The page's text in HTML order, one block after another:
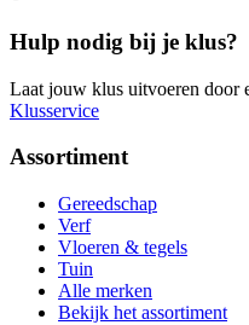
Hulp nodig bij je klus?
Laat jouw klus uitvoeren door
Klusservice
Assortiment
Gereedschap
Verf
Vloeren & tegels
Tuin
Alle merken
Bekijk het assortiment